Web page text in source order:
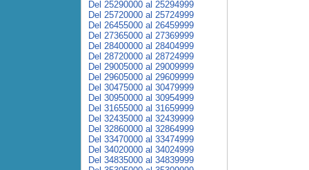
Del 25290000 al 25294999
Del 25720000 al 25724999
Del 26455000 al 26459999
Del 27365000 al 27369999
Del 28400000 al 28404999
Del 28720000 al 28724999
Del 29005000 al 29009999
Del 29605000 al 29609999
Del 30475000 al 30479999
Del 30950000 al 30954999
Del 31655000 al 31659999
Del 32435000 al 32439999
Del 32860000 al 32864999
Del 33470000 al 33474999
Del 34020000 al 34024999
Del 34835000 al 34839999